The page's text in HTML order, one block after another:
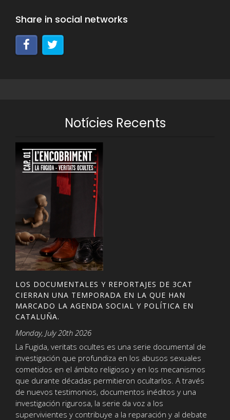
Share in social networks
Notícies Recents
LOS DOCUMENTALES Y REPORTAJES DE 3CAT
CIERRAN UNA TEMPORADA EN LA QUE HAN
MARCADO LA AGENDA SOCIAL Y POLÍTICA EN
CATALUÑA.
Monday, July 20th 2026
La Fugida, veritats ocultes es una serie documental de
investigación que profundiza en los abusos sexuales
cometidos en el ámbito religioso y en los mecanismos
que durante décadas permitieron ocultarlos. A través
de nuevos testimonios, documentos inéditos y una
investigación rigurosa, la serie da voz a los
supervivientes y contribuye a la reparación y al debate